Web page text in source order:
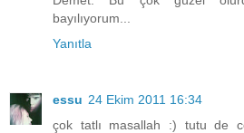
bayılıyorum...
Yanıtla
essu 24 Ekim 2011 16:34
çok tatlı masallah :) tutu de